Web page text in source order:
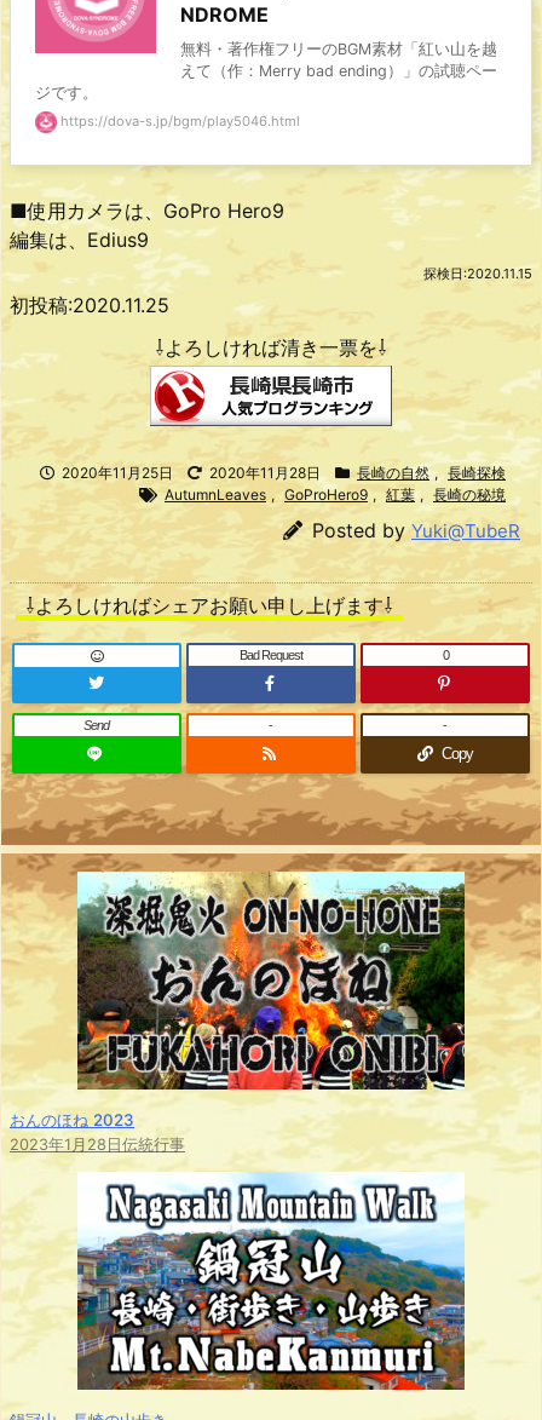
NDROME
無料・著作権フリーのBGM素材「紅い山を越
えて（作：Merry bad ending）」の試聴ペー
ジです。
https://dova-s.jp/bgm/play5046.html
■使用カメラは、GoPro Hero9
編集は、Edius9
探検日:2020.11.15
初投稿:2020.11.25
⇩よろしければ清き一票を⇩
2020年11月25日 2020年11月28日 長崎の自然 , 長崎探検
AutumnLeaves , GoProHero9 , 紅葉 , 長崎の秘境
Posted byYuki@TubeR
⇩よろしければシェアお願い申し上げます⇩
Bad Request 0
Send -
Copy
-
おんのほね 2023
2023年1月28日 伝統行事